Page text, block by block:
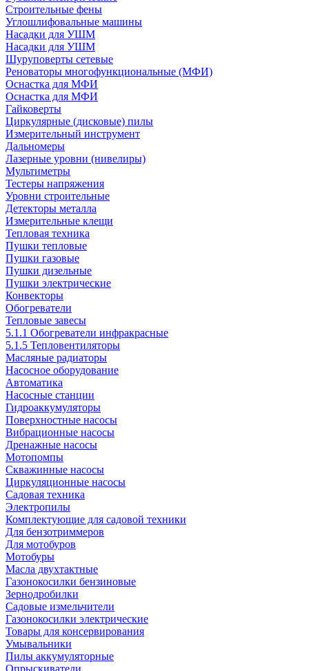
Строительные фены
Углошлифовальные машины
Насадки для УШМ
Насадки для УШМ
Шуруповерты сетевые
Реноваторы многофункциональные (МФИ)
Оснастка для МФИ
Оснастка для МФИ
Гайковерты
Циркулярные (дисковые) пилы
Измерительный инструмент
Дальномеры
Лазерные уровни (нивелиры)
Мультиметры
Тестеры напряжения
Уровни строительные
Детекторы металла
Измерительные клещи
Тепловая техника
Пушки тепловые
Пушки газовые
Пушки дизельные
Пушки электрические
Конвекторы
Обогреватели
Тепловые завесы
5.1.1 Обогреватели инфракрасные
5.1.5 Тепловентиляторы
Масляные радиаторы
Насосное оборудование
Автоматика
Насосные станции
Гидроаккумуляторы
Поверхностные насосы
Вибрационные насосы
Дренажные насосы
Мотопомпы
Скважинные насосы
Циркуляционные насосы
Садовая техника
Электропилы
Комплектующие для садовой техники
Для бензотриммеров
Для мотобуров
Мотобуры
Масла двухтактные
Газонокосилки бензиновые
Зернодробилки
Садовые измельчители
Газонокосилки электрические
Товары для консервирования
Умывальники
Пилы аккумуляторные
Опрыскиватели